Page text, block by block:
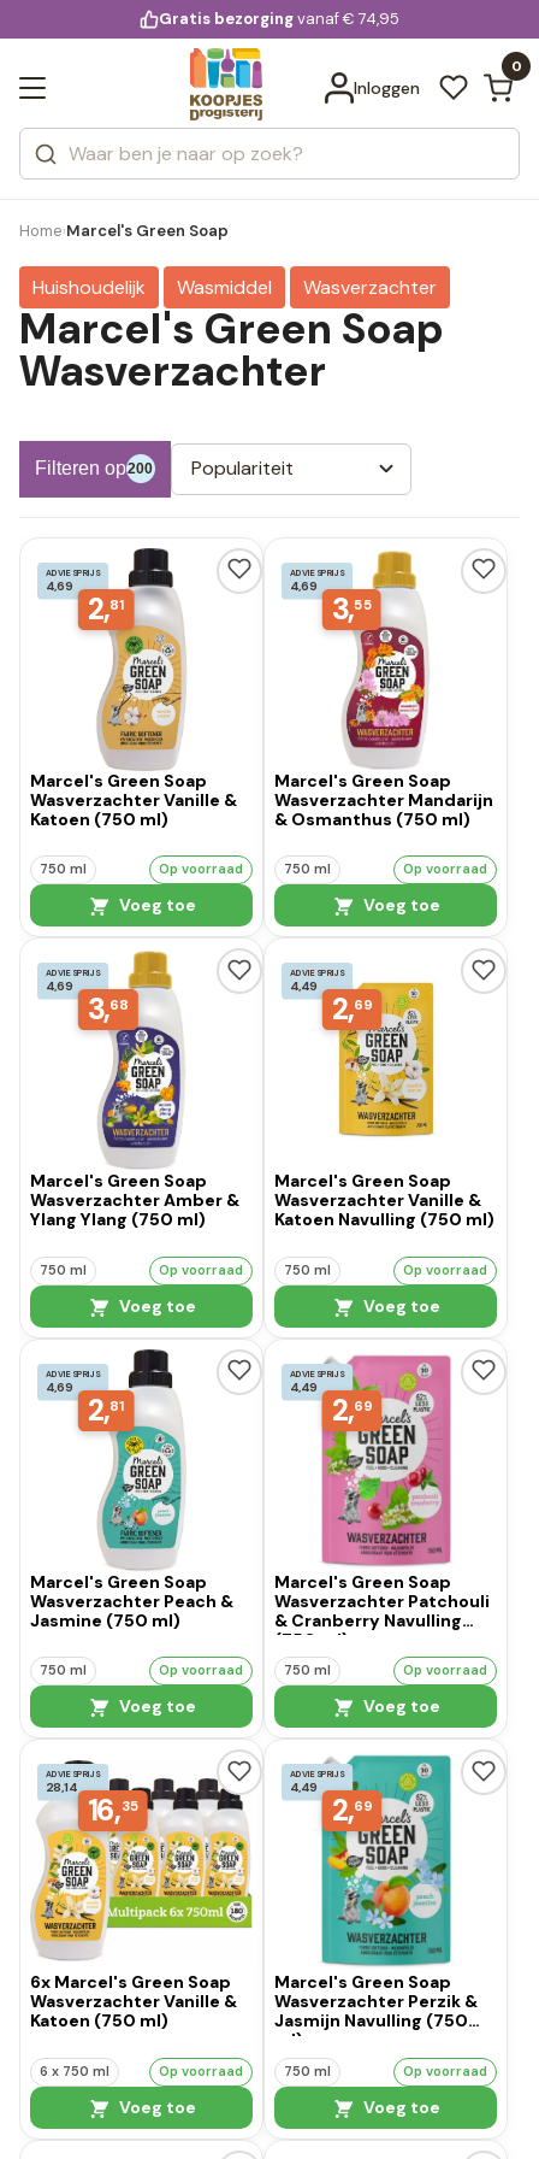
voor 20:00 uur besteld
Gratis bezorgingvanaf € 74,95
Inloggen
0
Zoeken
Categorieën
Merken
Bekijk alle resultaten
Home›Marcel's Green Soap
Huishoudelijk Wasmiddel Wasverzachter
Marcel's Green Soap
Wasverzachter
Filteren op200 Populariteit
ADVIESPRIJS
4,69
2,81
Marcel's Green Soap
Wasverzachter Vanille &
Katoen (750 ml)
750 ml Op voorraad
Voeg toe
ADVIESPRIJS
4,69
3,55
Marcel's Green Soap
Wasverzachter Mandarijn
& Osmanthus (750 ml)
750 ml Op voorraad
Voeg toe
ADVIESPRIJS
4,69
3,68
Marcel's Green Soap
Wasverzachter Amber &
Ylang Ylang (750 ml)
750 ml Op voorraad
Voeg toe
ADVIESPRIJS
4,49
2,69
Marcel's Green Soap
Wasverzachter Vanille &
Katoen Navulling (750 ml)
750 ml Op voorraad
Voeg toe
ADVIESPRIJS
4,69
2,81
Marcel's Green Soap
Wasverzachter Peach &
Jasmine (750 ml)
750 ml Op voorraad
Voeg toe
ADVIESPRIJS
4,49
2,69
Marcel's Green Soap
Wasverzachter Patchouli
& Cranberry Navulling
(750 ml)
750 ml Op voorraad
Voeg toe
ADVIESPRIJS
28,14
16,35
6x Marcel's Green Soap
Wasverzachter Vanille &
Katoen (750 ml)
6 x 750 ml Op voorraad
Voeg toe
ADVIESPRIJS
4,49
2,69
Marcel's Green Soap
Wasverzachter Perzik &
Jasmijn Navulling (750
ml)
750 ml Op voorraad
Voeg toe